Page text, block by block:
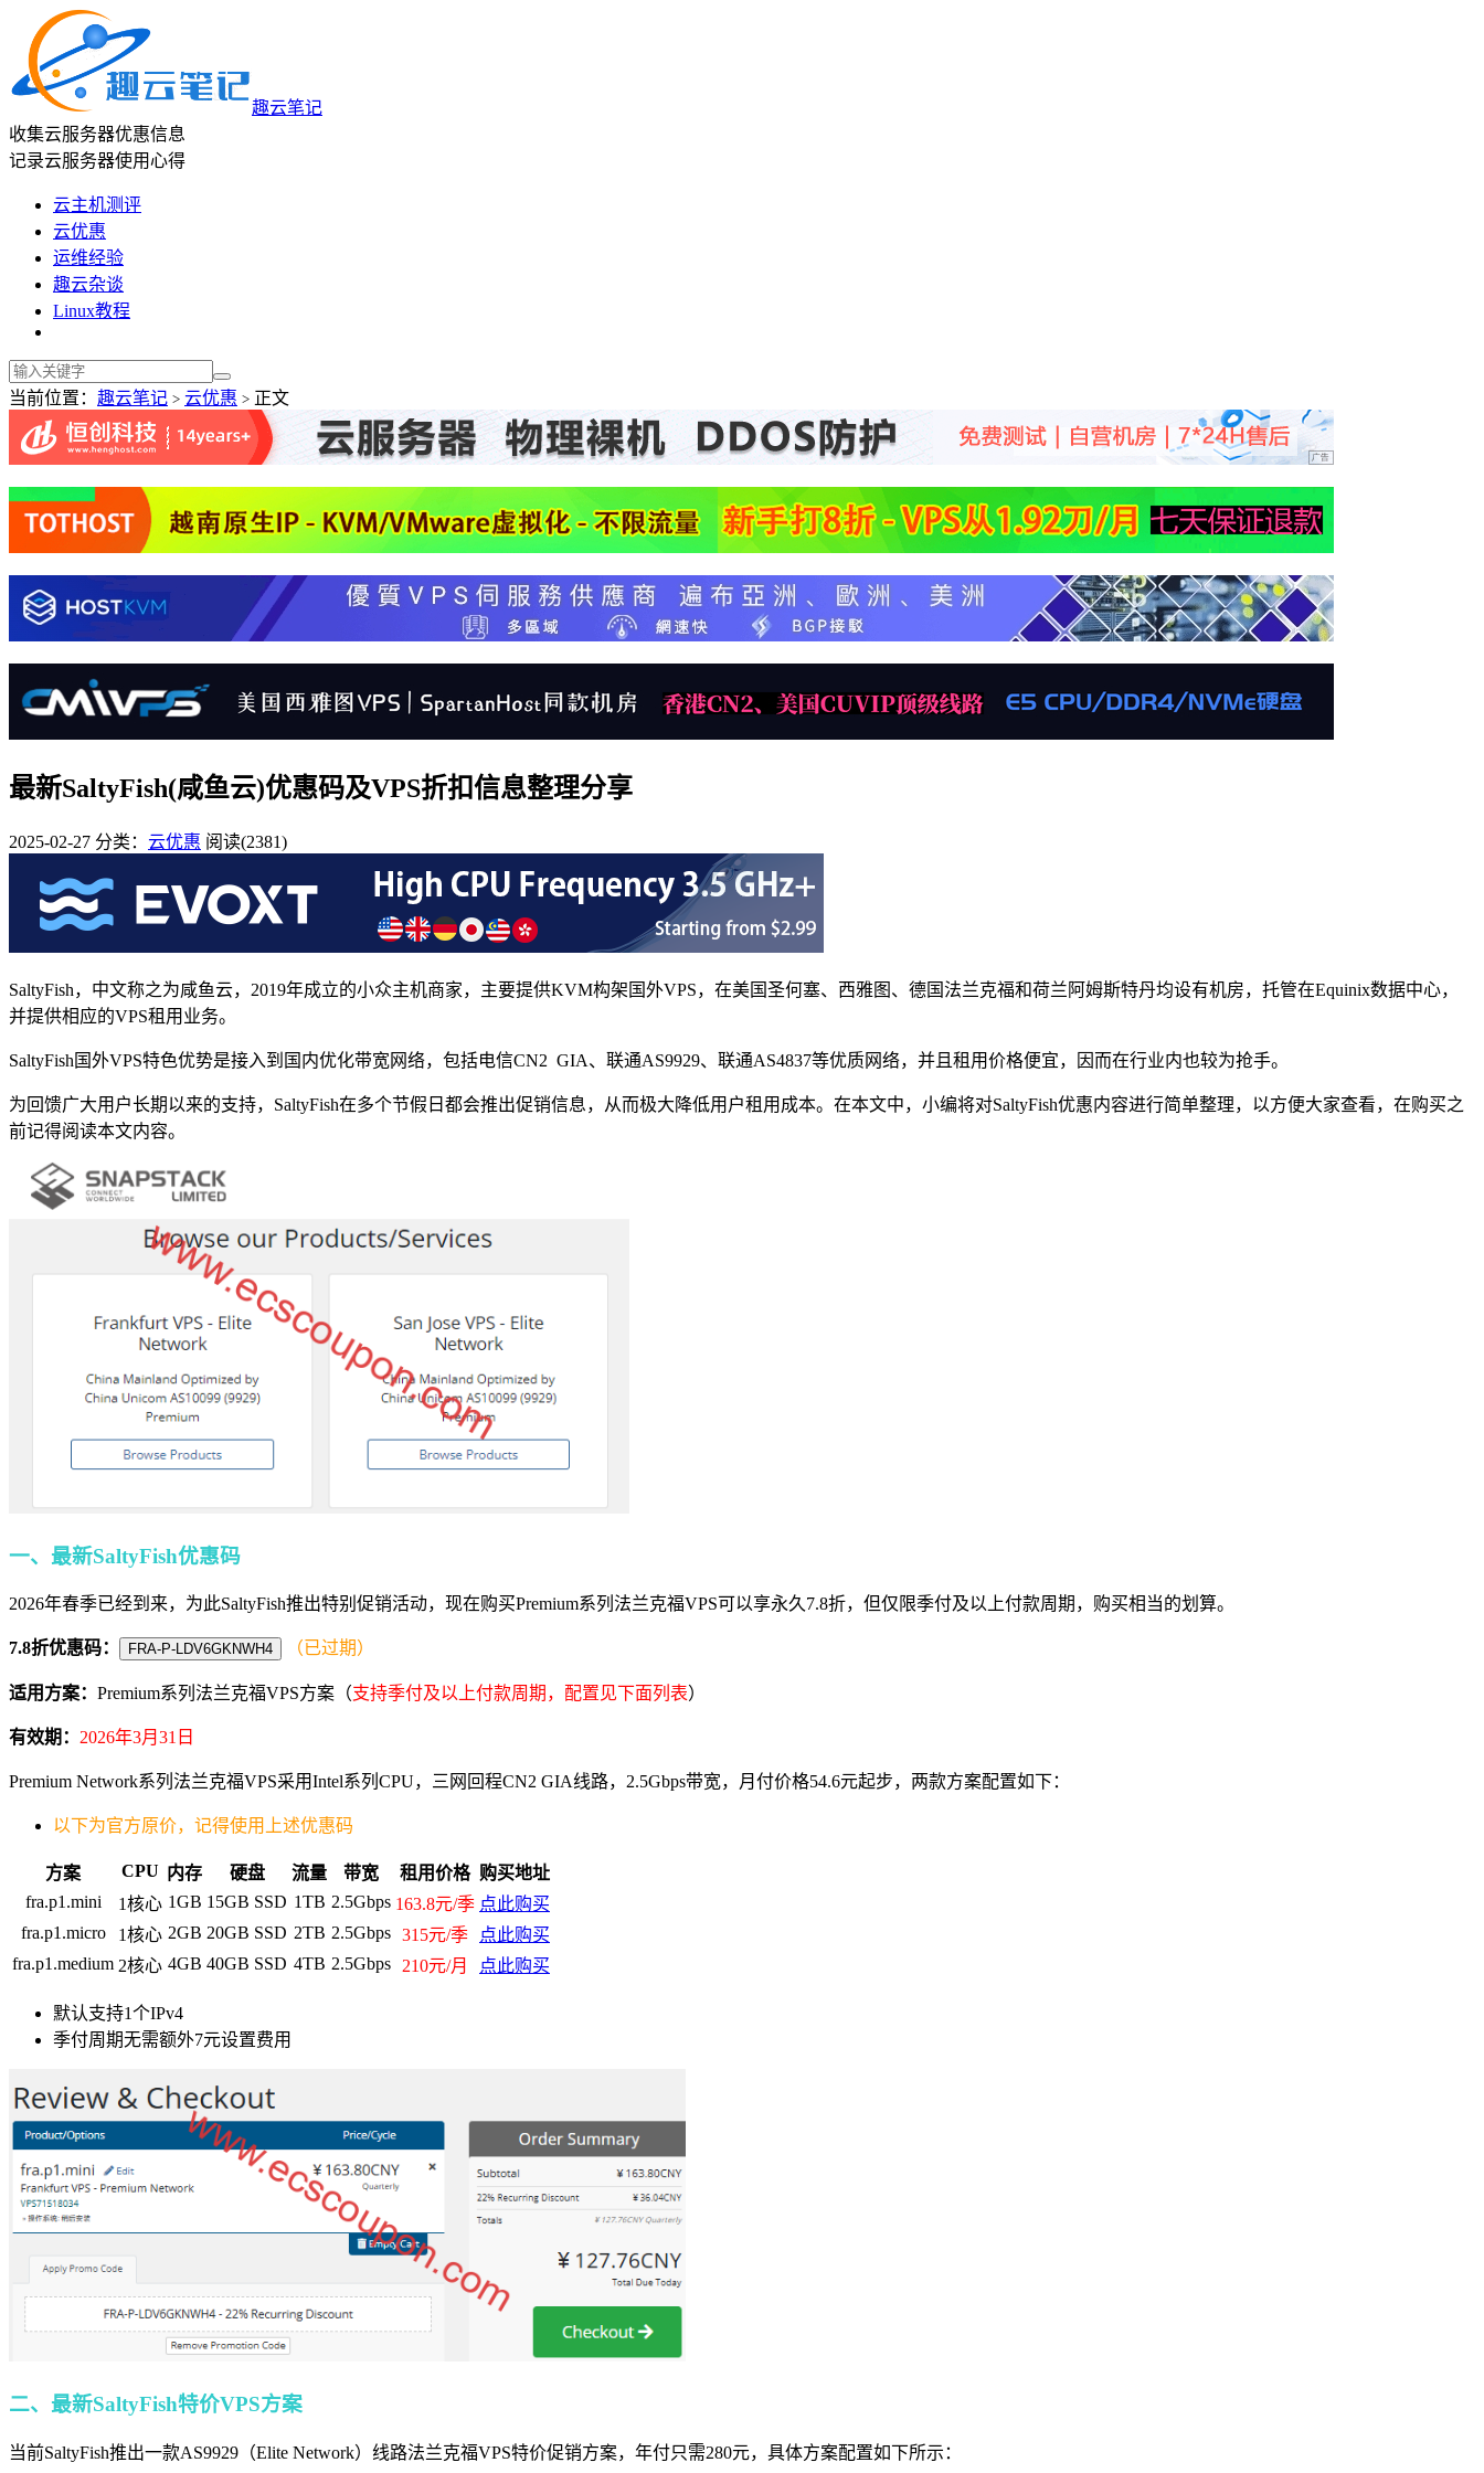
趣云笔记
收集云服务器优惠信息
记录云服务器使用心得
云主机测评
云优惠
运维经验
趣云杂谈
Linux教程
当前位置： 趣云笔记 > 云优惠 > 正文
最新SaltyFish(咸鱼云)优惠码及VPS折扣信息整理分享
2025-02-27 分类： 云优惠 阅读(2381)
SaltyFish，中文称之为咸鱼云，2019年成立的小众主机商家，主要提供KVM构架国外VPS，在美国圣何塞、西雅图、德国法兰克福和荷兰阿姆斯特丹均设有机房，托管在Equinix数据中心，
并提供相应的VPS租用业务。
SaltyFish国外VPS特色优势是接入到国内优化带宽网络，包括电信CN2 GIA、联通AS9929、联通AS4837等优质网络，并且租用价格便宜，因而在行业内也较为抢手。
为回馈广大用户长期以来的支持，SaltyFish在多个节假日都会推出促销信息，从而极大降低用户租用成本。在本文中，小编将对SaltyFish优惠内容进行简单整理，以方便大家查看，在购买之
前记得阅读本文内容。
一、最新SaltyFish优惠码
2026年春季已经到来，为此SaltyFish推出特别促销活动，现在购买Premium系列法兰克福VPS可以享永久7.8折，但仅限季付及以上付款周期，购买相当的划算。
7.8折优惠码： FRA-P-LDV6GKNWH4 （已过期）
适用方案： Premium系列法兰克福VPS方案（支持季付及以上付款周期，配置见下面列表）
有效期： 2026年3月31日
Premium Network系列法兰克福VPS采用Intel系列CPU，三网回程CN2 GIA线路，2.5Gbps带宽，月付价格54.6元起步，两款方案配置如下：
以下为官方原价，记得使用上述优惠码
方案 CPU 内存 硬盘 流量 带宽 租用价格 购买地址
fra.p1.mini
1核心 1GB 15GB SSD 1TB 2.5Gbps 163.8元/季 点此购买
fra.p1.micro
1核心 2GB 20GB SSD 2TB 2.5Gbps 315元/季
点此购买
fra.p1.medium 2核心 4GB 40GB SSD 4TB 2.5Gbps 210元/月 点此购买
默认支持1个IPv4
季付周期无需额外7元设置费用
二、最新SaltyFish特价VPS方案
当前SaltyFish推出一款AS9929（Elite Network）线路法兰克福VPS特价促销方案，年付只需280元，具体方案配置如下所示：